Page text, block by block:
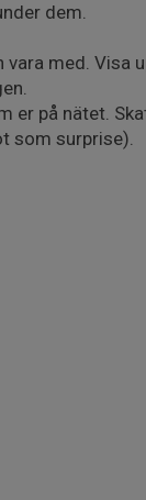
dem.
med. Visa
på nätet.
som surprise).